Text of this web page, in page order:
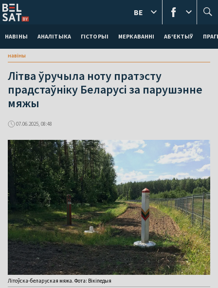
НАВІНЫ АНАЛІТЫКА ГІСТОРЫІ МЕРКАВАННI АБ'ЕКТЫЎ
BE
навіны
Літва ўручыла ноту пратэсту
прадстаўніку Беларусі за парушэнне
мяжы
07.06.2025, 08:48
Літоўска-беларуская мяжа. Фота: Вікіпедыя